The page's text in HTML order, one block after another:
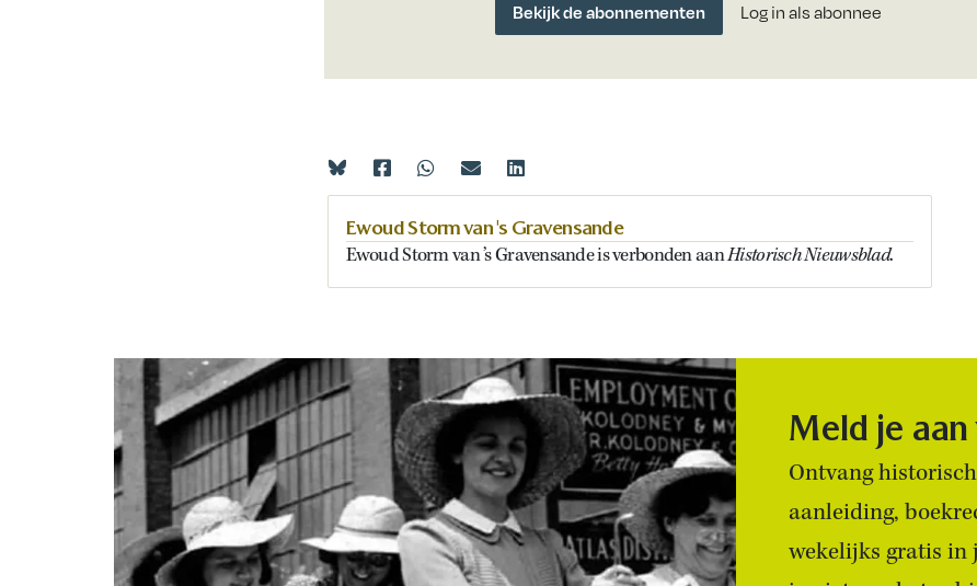
Bekijk de abonnementen Log in als abonnee
Ewoud Storm van 's Gravensande
Ewoud Storm van ’s Gravensande is verbonden aanHistorisch Nieuwsblad.
Meld je
Ontvang
aanleiding,
wekelijks gratis in